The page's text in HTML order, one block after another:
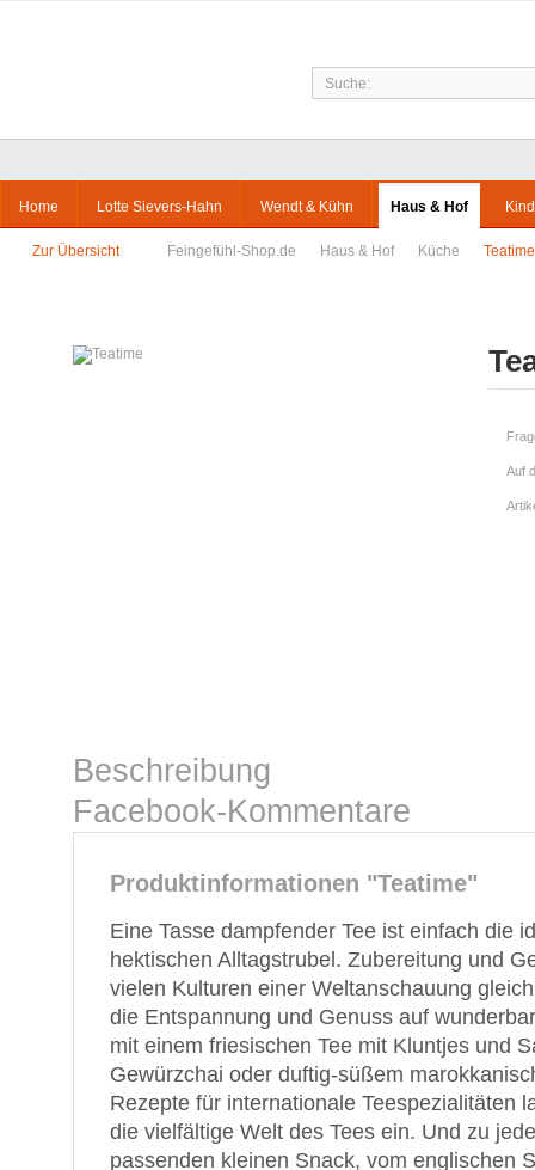
Home Lotte Sievers-Hahn Wendt & Kühn Haus & Hof
Zur Übersicht Feingefühl-Shop.de Haus & Hof Küche Teatime
Auf
Beschreibung
Facebook-Kommentare
Produktinformationen "Teatime"
Eine Tasse dampfender Tee ist einfach die
hektischen Alltagstrubel. Zubereitung und
vielen Kulturen einer Weltanschauung
die Entspannung und Genuss auf
mit einem friesischen Tee mit Kluntjes und
Gewürzchai oder duftig-süßem
Rezepte für internationale Teespezialitäten
die vielfältige Welt des Tees ein. Und zu
passenden kleinen Snack, vom englischen